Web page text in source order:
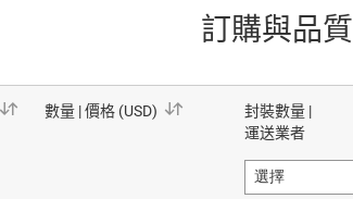
訂購與品質